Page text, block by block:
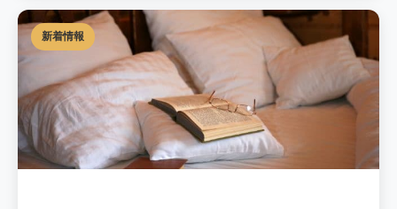
新着情報